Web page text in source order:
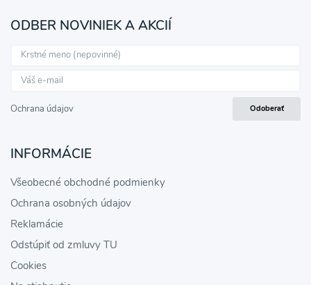
ODBER NOVINIEK A AKCIÍ
Ochrana údajov Odoberať
INFORMÁCIE
Všeobecné obchodné podmienky
Ochrana osobných údajov
Reklamácie
Odstúpiť od zmluvy TU
Cookies